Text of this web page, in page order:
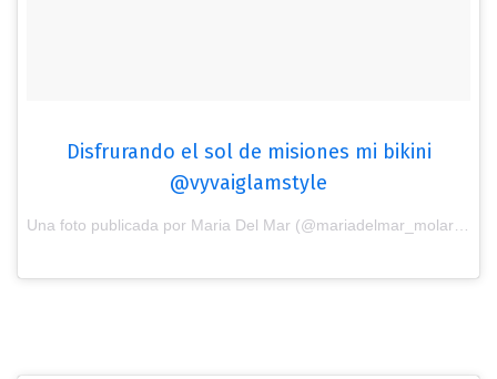
Disfrurando el sol de misiones mi bikini
@vyvaiglamstyle
Una foto publicada por Maria Del Mar (@mariadelmar_molar) el